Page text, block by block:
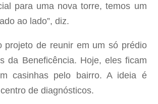
para uma nova torre, temos um
ao lado”, diz.
projeto de reunir em um só prédio
da Beneficência. Hoje, eles ficam
casinhas pelo bairro. A ideia é
de diagnósticos.